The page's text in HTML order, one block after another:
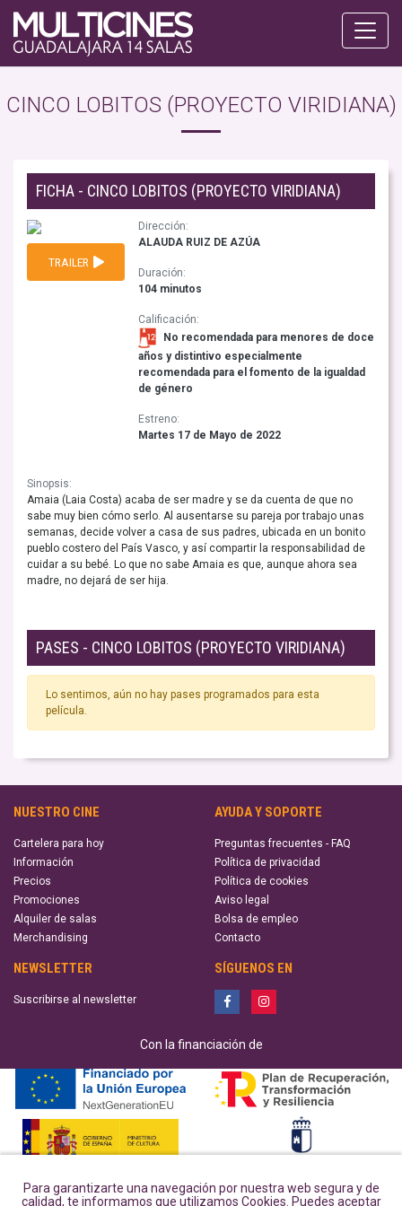
Para garantizarte una navegación por nuestra web segura y de
calidad, te informamos que utilizamos Cookies. Puedes aceptar
CINCO LOBITOS (PROYECTO VIRIDIANA)
FICHA - CINCO LOBITOS (PROYECTO VIRIDIANA)
TRAILER
Dirección:
ALAUDA RUIZ DE AZÚA
Duración:
104 minutos
Calificación:
No recomendada para menores de doce
años y distintivo especialmente
recomendada para el fomento de la igualdad
de género
Estreno:
Martes 17 de Mayo de 2022
Sinopsis:
Amaia (Laia Costa) acaba de ser madre y se da cuenta de que no
sabe muy bien cómo serlo. Al ausentarse su pareja por trabajo unas
semanas, decide volver a casa de sus padres, ubicada en un bonito
pueblo costero del País Vasco, y así compartir la responsabilidad de
cuidar a su bebé. Lo que no sabe Amaia es que, aunque ahora sea
madre, no dejará de ser hija.
PASES - CINCO LOBITOS (PROYECTO VIRIDIANA)
Lo sentimos, aún no hay pases programados para esta
película.
NUESTRO CINE
Cartelera para hoy
Información
Precios
Promociones
Alquiler de salas
Merchandising
AYUDA Y SOPORTE
Preguntas frecuentes - FAQ
Política de privacidad
Política de cookies
Aviso legal
Bolsa de empleo
Contacto
NEWSLETTER
Suscribirse al newsletter
SÍGUENOS EN
Con la financiación de